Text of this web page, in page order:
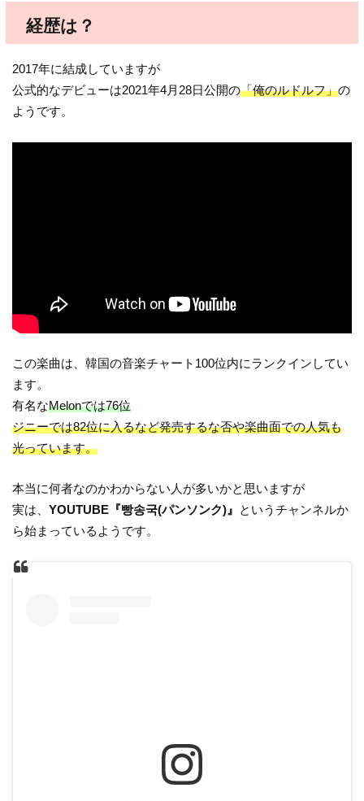
経歴は？
2017年に結成していますが
公式的なデビューは2021年4月28日公開の「俺のルドルフ」の
ようです。
この楽曲は、韓国の音楽チャート100位内にランクインしてい
ます。
有名なMelonでは76位
ジニーでは82位に入るなど発売するな否や楽曲面での人気も
光っています。
本当に何者なのかわからない人が多いかと思いますが
実は、YOUTUBE『빵송국(パンソンク)』 というチャンネルか
ら始まっているようです。